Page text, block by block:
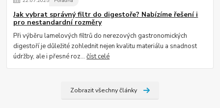
Jak vybrat správný filtr do digestoře? Nabízíme řešení i
pro nestandardní rozměry
Při výběru lamelových filtrů do nerezových gastronomických
digestoří je důležité zohlednit nejen kvalitu materiálu a snadnost
údržby, ale i přesné roz...číst celé
Zobrazit všechny články